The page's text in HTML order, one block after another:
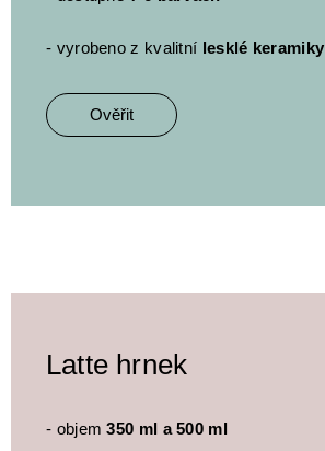
- vyrobeno z kvalitní lesklé keramiky
Ověřit
Latte hrnek
- objem350 ml a 500 ml